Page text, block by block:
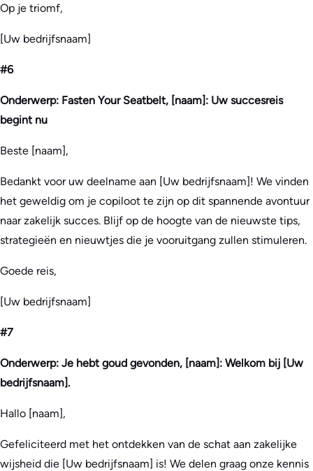
Op je triomf,
[Uw bedrijfsnaam]
#6
Onderwerp: Fasten Your Seatbelt, [naam]: Uw succesreis
begint nu
Beste [naam],
Bedankt voor uw deelname aan [Uw bedrijfsnaam]! We vinden
het geweldig om je copiloot te zijn op dit spannende avontuur
naar zakelijk succes. Blijf op de hoogte van de nieuwste tips,
strategieën en nieuwtjes die je vooruitgang zullen stimuleren.
Goede reis,
[Uw bedrijfsnaam]
#7
Onderwerp: Je hebt goud gevonden, [naam]: Welkom bij [Uw
bedrijfsnaam].
Hallo [naam],
Gefeliciteerd met het ontdekken van de schat aan zakelijke
wijsheid die [Uw bedrijfsnaam] is! We delen graag onze kennis